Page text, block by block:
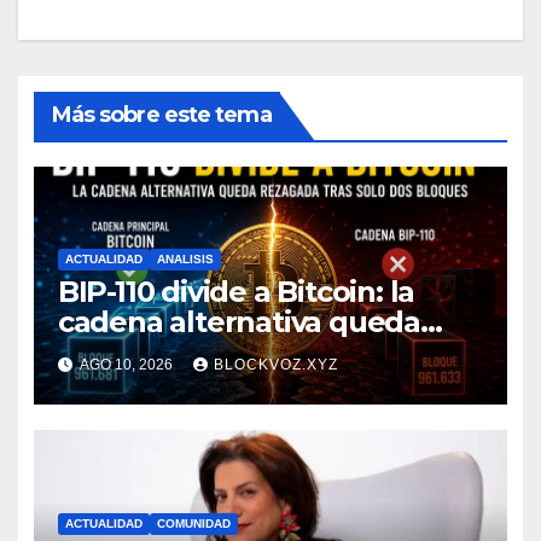
Más sobre este tema
ACTUALIDAD ANALISIS
BIP-110 divide a Bitcoin: la
cadena alternativa queda
rezagada tras minar solo dos
bloques
AGO 10, 2026 BLOCKVOZ.XYZ
ACTUALIDAD COMUNIDAD